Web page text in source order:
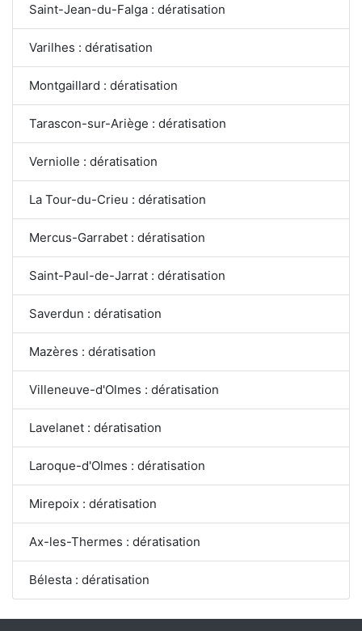
Saint-Jean-du-Falga : dératisation
Varilhes : dératisation
Montgaillard : dératisation
Tarascon-sur-Ariège : dératisation
Verniolle : dératisation
La Tour-du-Crieu : dératisation
Mercus-Garrabet : dératisation
Saint-Paul-de-Jarrat : dératisation
Saverdun : dératisation
Mazères : dératisation
Villeneuve-d'Olmes : dératisation
Lavelanet : dératisation
Laroque-d'Olmes : dératisation
Mirepoix : dératisation
Ax-les-Thermes : dératisation
Bélesta : dératisation